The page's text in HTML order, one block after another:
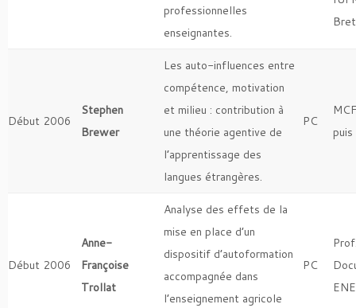
professionnelles
enseignantes.
Début 2006
Stephen
Brewer
Les auto-influences entre
compétence, motivation
et milieu : contribution à
une théorie agentive de
l’apprentissage des
langues étrangères.
PC
Début 2006
Anne-
Françoise
Trollat
Analyse des effets de la
mise en place d’un
dispositif d’autoformation
accompagnée dans
l’enseignement agricole
PC